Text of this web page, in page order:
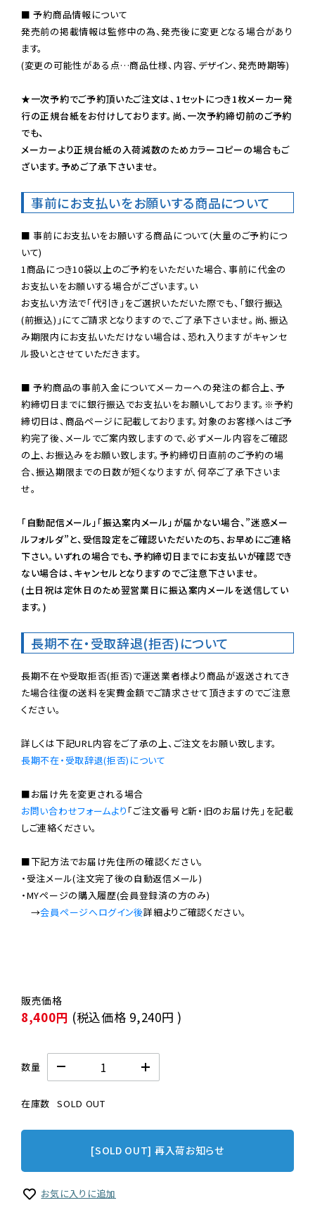
■ 予約商品情報について
発売前の掲載情報は監修中の為、発売後に変更となる場合があり
ます。
(変更の可能性がある点…商品仕様、内容、デザイン、発売時期等)
★一次予約でご予約頂いたご注文は、1セットにつき1枚メーカー発
行の正規台紙をお付けしております。尚、一次予約締切前のご予約
でも、
メーカーより正規台紙の入荷減数のためカラーコピーの場合もご
ざいます。予めご了承下さいませ。
事前にお支払いをお願いする商品について
■ 事前にお支払いをお願いする商品について(大量のご予約につ
いて)
1商品につき10袋以上のご予約をいただいた場合、事前に代金の
お支払いをお願いする場合がございます。い
お支払い方法で「代引き」をご選択いただいた際でも、「銀行振込
(前振込)」にてご請求となりますので、ご了承下さいませ。尚、振込
み期限内にお支払いただけない場合は、恐れ入りますがキャンセ
ル扱いとさせていただきます。
■ 予約商品の事前入金についてメーカーへの発注の都合上、予
約締切日までに銀行振込でお支払いをお願いしております。※予約
締切日は、商品ページに記載しております。対象のお客様へはご予
約完了後、メールでご案内致しますので、必ずメール内容をご確認
の上、お振込みをお願い致します。予約締切日直前のご予約の場
合、振込期限までの日数が短くなりますが、何卒ご了承下さいま
せ。
「自動配信メール」「振込案内メール」が届かない場合、”迷惑メー
ルフォルダ”と、受信設定をご確認いただいたのち、お早めにご連絡
下さい。いずれの場合でも、予約締切日までにお支払いが確認でき
ない場合は、キャンセルとなりますのでご注意下さいませ。
(土日祝は定休日のため翌営業日に振込案内メールを送信してい
ます。)
長期不在・受取辞退(拒否)について
長期不在や受取拒否(拒否)で運送業者様より商品が返送されてき
た場合往復の送料を実費金額でご請求させて頂きますのでご注意
ください。
長期不在・受取辞退(拒否)について
お問い合わせフォームより 「ご注文番号と新・旧のお届け先」を記載
しご連絡ください。
■下記方法でお届け先住所の確認ください。
・受注メール(注文完了後の自動返信メール)
・MYページの購入履歴(会員登録済の方のみ)
→会員ページへログイン後
8,400円 (税込価格 9,240円 )
数量
在庫数 SOLD OUT
[SOLD OUT] 再入荷お知らせ
お気に入りに追加